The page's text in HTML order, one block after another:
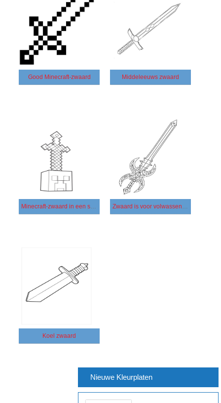
Good Minecraft-zwaard Middeleeuws zwaard
Minecraft-zwaard in een steen Zwaard is voor volwassenen
Koel zwaard
Nieuwe Kleurplaten